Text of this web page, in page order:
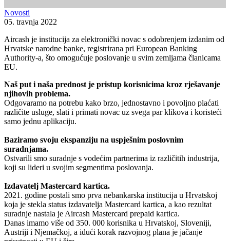
Novosti
05. travnja 2022
Aircash je institucija za elektronički novac s odobrenjem izdanim od
Hrvatske narodne banke, registrirana pri European Banking
Authority-a, što omogućuje poslovanje u svim zemljama članicama
EU.
Naš put i naša prednost je pristup korisnicima kroz rješavanje
njihovih problema.
Odgovaramo na potrebu kako brzo, jednostavno i povoljno plaćati
različite usluge, slati i primati novac uz svega par klikova i koristeći
samo jednu aplikaciju.
Baziramo svoju ekspanziju na uspješnim poslovnim
suradnjama.
Ostvarili smo suradnje s vodećim partnerima iz različitih industrija,
koji su lideri u svojim segmentima poslovanja.
Izdavatelj Mastercard kartica.
2021. godine postali smo prva nebankarska institucija u Hrvatskoj
koja je stekla status izdavatelja Mastercard kartica, a kao rezultat
suradnje nastala je Aircash Mastercard prepaid kartica.
Danas imamo više od 350. 000 korisnika u Hrvatskoj, Sloveniji,
Austriji i Njemačkoj, a idući korak razvojnog plana je jačanje